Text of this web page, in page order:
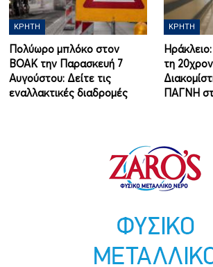
ΚΡΉΤΗ
Πολύωρο μπλόκο στον
ΒΟΑΚ την Παρασκευή 7
Αυγούστου: Δείτε τις
εναλλακτικές διαδρομές
ΚΡΉΤΗ
τη
ΠΑΓΝΗ